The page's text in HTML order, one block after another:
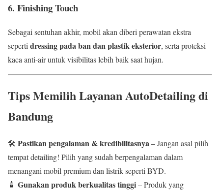
6. Finishing Touch
Sebagai sentuhan akhir, mobil akan diberi perawatan ekstra
seperti dressing pada ban dan plastik eksterior, serta proteksi
kaca anti-air untuk visibilitas lebih baik saat hujan.
Tips Memilih Layanan AutoDetailing di
Bandung
🛠 Pastikan pengalaman & kredibilitasnya– Jangan asal pilih
tempat detailing! Pilih yang sudah berpengalaman dalam
menangani mobil premium dan listrik seperti BYD.
🧴 Gunakan produk berkualitas tinggi– Produk yang